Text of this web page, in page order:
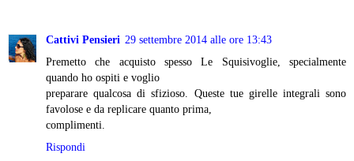
Cattivi Pensieri 29 settembre 2014 alle ore 13:43
Premetto che acquisto spesso Le Squisivoglie, specialmente
quando ho ospiti e voglio
preparare qualcosa di sfizioso. Queste tue girelle integrali sono
favolose e da replicare quanto prima,
complimenti.
Rispondi